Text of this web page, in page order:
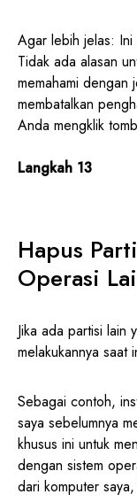
Agar lebih jelas: Ini
Tidak ada alasan
memahami
membatalkan
Anda mengklik
Langkah 13
Hapus
Operasi
Jika ada partisi
melakukannya saat
Sebagai contoh,
saya sebelumnya
khusus ini untuk
dengan sistem
dari komputer